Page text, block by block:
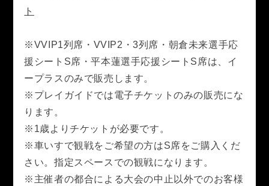
ト
※VVIP1列席・VVIP2・3列席・朝倉未来選手応
援シートS席・平本蓮選手応援シートS席は、イ
ープラスのみで販売します。
※プレイガイドでは電子チケットのみの販売にな
ります。
※1歳よりチケットが必要です。
※車いすで観戦をご希望の方はS席をご購入くだ
さい。指定スペースでの観戦になります。
※主催者の都合による大会の中止以外でのお客様